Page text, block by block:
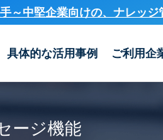
～中堅企業向けの、ナレッ
具体的な活用事例 ご利用企
ージ機能